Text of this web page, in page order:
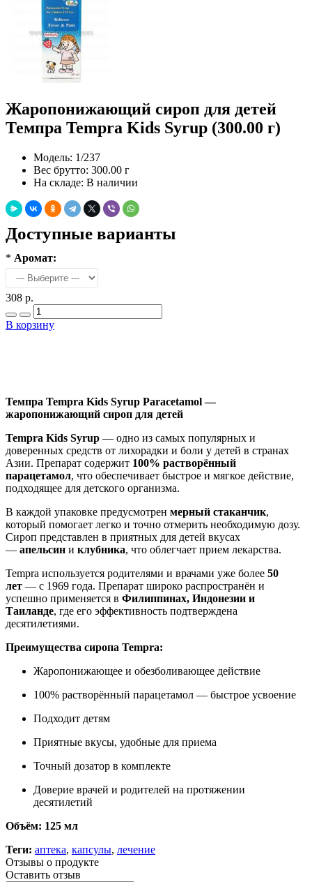
Жаропонижающий сироп для детей
Темпра Tempra Kids Syrup (300.00 г)
Модель: 1/237
Вес брутто: 300.00 г
На складе: В наличии
Доступные варианты
* Аромат:
308 р.
В корзину
Темпра Tempra Kids Syrup Paracetamol —
жаропонижающий сироп для детей
Tempra Kids Syrup — одно из самых популярных и
доверенных средств от лихорадки и боли у детей в странах
Азии. Препарат содержит 100% растворённый
парацетамол, что обеспечивает быстрое и мягкое действие,
подходящее для детского организма.
В каждой упаковке предусмотрен мерный стаканчик,
который помогает легко и точно отмерить необходимую дозу.
Сироп представлен в приятных для детей вкусах
— апельсин и клубника, что облегчает прием лекарства.
Tempra используется родителями и врачами уже более 50
лет — с 1969 года. Препарат широко распространён и
успешно применяется в Филиппинах, Индонезии и
Таиланде, где его эффективность подтверждена
десятилетиями.
Преимущества сиропа Tempra:
Жаропонижающее и обезболивающее действие
100% растворённый парацетамол — быстрое усвоение
Подходит детям
Приятные вкусы, удобные для приема
Точный дозатор в комплекте
Доверие врачей и родителей на протяжении
десятилетий
Объём: 125 мл
Теги: аптека, капсулы, лечение
Отзывы о продукте
Оставить отзыв